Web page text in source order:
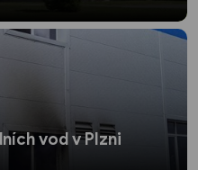
vod v Plzni